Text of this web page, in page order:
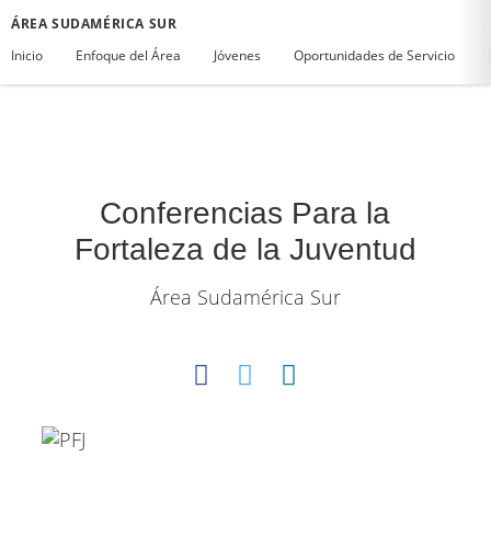
ÁREA SUDAMÉRICA SUR
Inicio
Enfoque del Área Jóvenes Oportunidades de Servicio
Conferencias Para la
Fortaleza de la Juventud
Área Sudamérica Sur